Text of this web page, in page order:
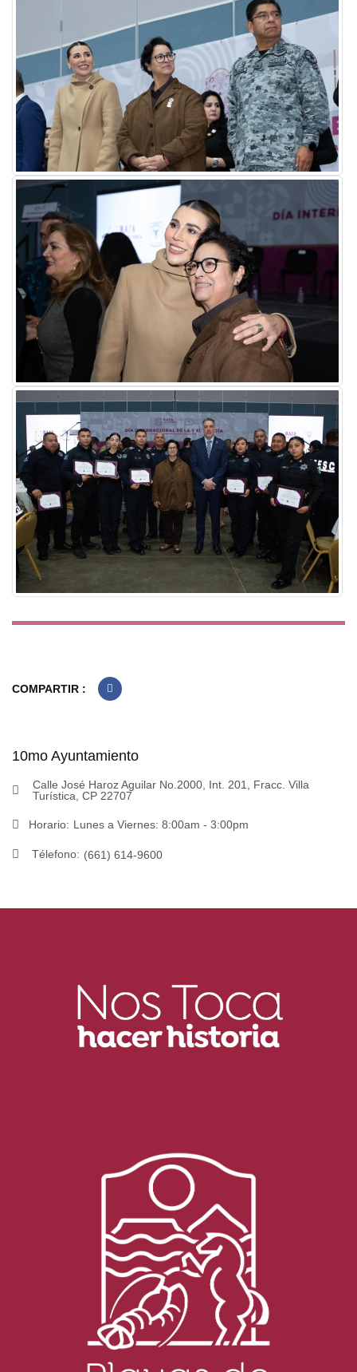
COMPARTIR :
10mo Ayuntamiento
Calle José Haroz Aguilar No.2000, Int. 201, Fracc. Villa
Turística, CP 22707
Horario: Lunes a Viernes: 8:00am - 3:00pm
Télefono: (661) 614-9600